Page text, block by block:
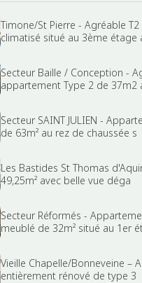
Timone/St Pierre - Agréable
climatisé situé au 3ème étage
Secteur Baille / Conception -
appartement Type 2 de 37m2
Secteur SAINT JULIEN -
de 63m² au rez de chaussée s
Les Bastides St Thomas
49,25m² avec belle vue déga
Secteur Réformés -
meublé de 32m² situé au 1er
Vieille Chapelle/Bonneveine –
entièrement rénové de type 3